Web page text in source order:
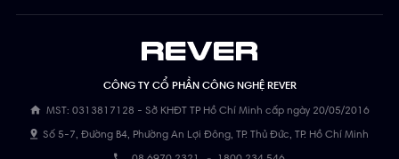
CÔNG TY CỔ PHẦN CÔNG NGHỆ REVER
MST: 0313817128 - Sở KHĐT TP Hồ Chí Minh cấp ngày 20/05/2016
Số 5-7, Đường B4, Phường An Lợi Đông, TP. Thủ Đức, TP. Hồ Chí Minh